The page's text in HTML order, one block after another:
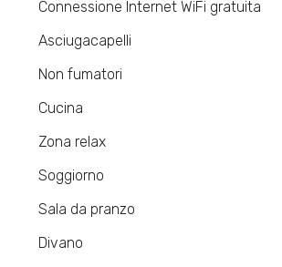
Connessione Internet WiFi gratuita
Asciugacapelli
Non fumatori
Cucina
Zona relax
Soggiorno
Sala da pranzo
Divano